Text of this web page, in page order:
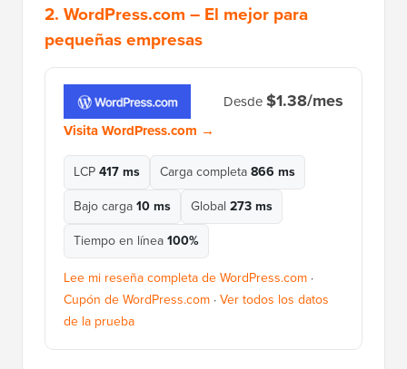
2. WordPress.com – El mejor para
pequeñas empresas
Desde$1.38/mes
Visita WordPress.com →
LCP417 ms Carga completa866 ms
Bajo carga10 ms Global 273 ms
Tiempo en línea100%
Lee mi reseña completa de WordPress.com ·
Cupón de WordPress.com ·Ver todos los datos
de la prueba